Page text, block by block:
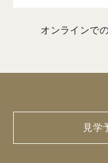
オンラインで
見学